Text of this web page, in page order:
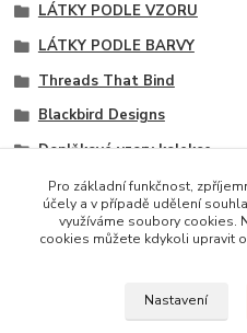
LÁTKY PODLE VZORU
LÁTKY PODLE BARVY
Threads That Bind
Blackbird Designs
Doplňkové vzory kolekce
Puntíkované látky
Zelené odstíny
Copyright © 2014 · E-SHOP S
Pro základní funkčnost,
účely a v případě udělení
využíváme soubory cookies.
cookies můžete kdykoli upravit
Nastavení